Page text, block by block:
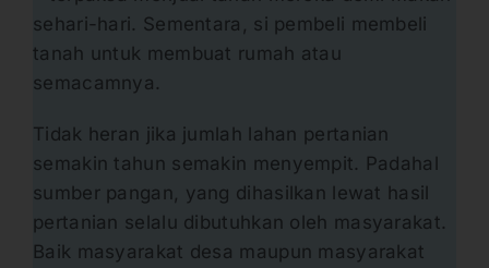
sehari-hari. Sementara, si pembeli membeli
tanah untuk membuat rumah atau
semacamnya.
Tidak heran jika jumlah lahan pertanian
semakin tahun semakin menyempit. Padahal
sumber pangan, yang dihasilkan lewat hasil
pertanian selalu dibutuhkan oleh masyarakat.
Baik masyarakat desa maupun masyarakat